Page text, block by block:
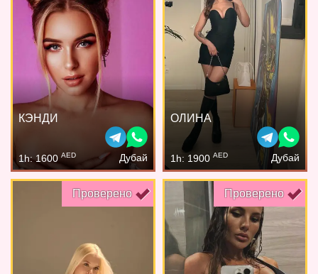
КЭНДИ
1h: 1600AED Дубай
ОЛИНА
1h: 1900 AED Дубай
Проверено Проверено